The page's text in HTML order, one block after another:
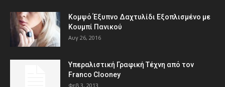
Κομψό Έξυπνο Δαχτυλίδι Εξοπλισμένο με
Κουμπί Πανικού
Αυγ 26, 2016
Υπεραλιστική Γραφική Τέχνη από τον
Franco Clooney
Φεβ 3, 2013